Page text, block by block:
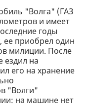
"Волга" (ГАЗ
и имеет
годы
ее приобрел один
милиции. После
ездил на
его на хранение
"Волги"
на машине нет